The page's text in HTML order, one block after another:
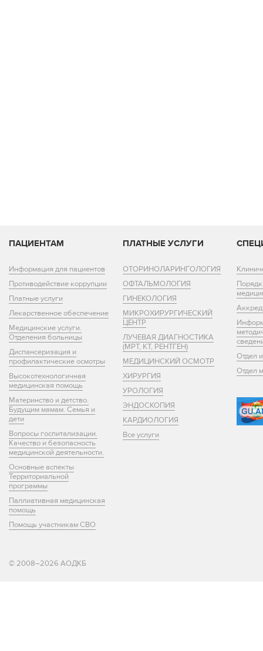
ПАЦИЕНТАМ
Информация для пациентов
Противодействие коррупции
Платные услуги
Лекарственное обеспечение
Медицинские услуги.
Отделения больницы
Диспансеризация и
профилактические осмотры
Высокотехнологичная
медицинская помощь
Материнство и детство.
Будущим мамам. Семья и
дети
Вопросы госпитализации.
Качество и безопасность
медицинской деятельности.
Основные аспекты
Территориальной
программы
Паллиативная медицинская
помощь
Помощь участникам СВО
ПЛАТНЫЕ УСЛУГИ
ОТОРИНОЛАРИНГОЛОГИЯ
ОФТАЛЬМОЛОГИЯ
ГИНЕКОЛОГИЯ
МИКРОХИРУРГИЧЕСКИЙ
ЦЕНТР
ЛУЧЕВАЯ ДИАГНОСТИКА
(МРТ, КТ, РЕНТГЕН)
МЕДИЦИНСКИЙ ОСМОТР
ХИРУРГИЯ
УРОЛОГИЯ
ЭНДОСКОПИЯ
КАРДИОЛОГИЯ
Все услуги
Отдел
Отдел
© 2008–2026 АОДКБ